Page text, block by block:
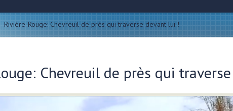
Rivière-Rouge: Chevreuil de près qui traverse devant lui !
Chevreuil de près qui